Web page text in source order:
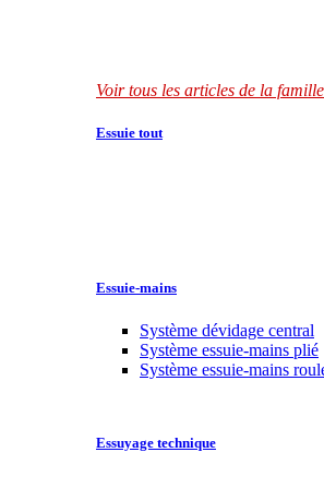
Voir tous les articles de la
Essuie tout
Essuie-mains
Système dévidage central
Système essuie-mains plié
Système essuie-mains
Essuyage technique